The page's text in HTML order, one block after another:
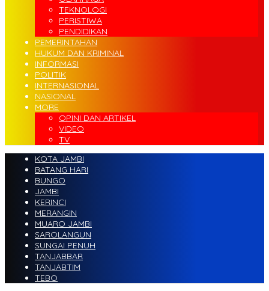
TEKNOLOGI
PERISTIWA
PENDIDIKAN
PEMERINTAHAN
HUKUM DAN KRIMINAL
INFORMASI
POLITIK
INTERNASIONAL
NASIONAL
MORE
OPINI DAN ARTIKEL
VIDEO
TV
KOTA JAMBI
BATANG HARI
BUNGO
JAMBI
KERINCI
MERANGIN
MUARO JAMBI
SAROLANGUN
SUNGAI PENUH
TANJABBAR
TANJABTIM
TEBO